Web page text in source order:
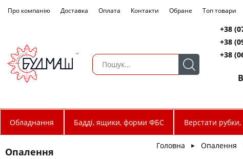
Про компанію Доставка Оплата Контакти Обране Топ товари
+38
+38
+38
Обладнання Бадді, ящики, форми ФБС Верстати
Опалення
Головна ► Опалення